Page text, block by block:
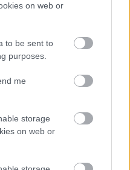
on web or
to be sent to
purposes.
me
storage
on web or
(Wisła Płock) zajmują
plasują się na
5. miejscu.
wynik na żywo, transmisja
znajdziesz na naszej stronie
informacji meczowych, zajrzyj
- wynik, składy, strzelcy
innych spotkań Ekstraklasa na